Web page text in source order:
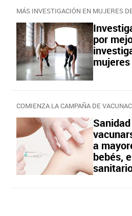
MÁS INVESTIGACIÓN EN MUJERES
por
COMIENZA LA CAMPAÑA DE
a
bebés,